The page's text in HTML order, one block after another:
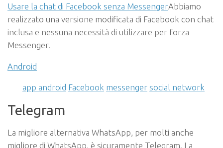
Usare la chat di Facebook senza MessengerAbbiamo
realizzato una versione modificata di Facebook con chat
inclusa e nessuna necessità di utilizzare per forza
Messenger.
Android
app android Facebook messenger social network
Telegram
La migliore alternativa WhatsApp, per molti anche
migliore di WhatsApp, è sicuramente Telegram. La